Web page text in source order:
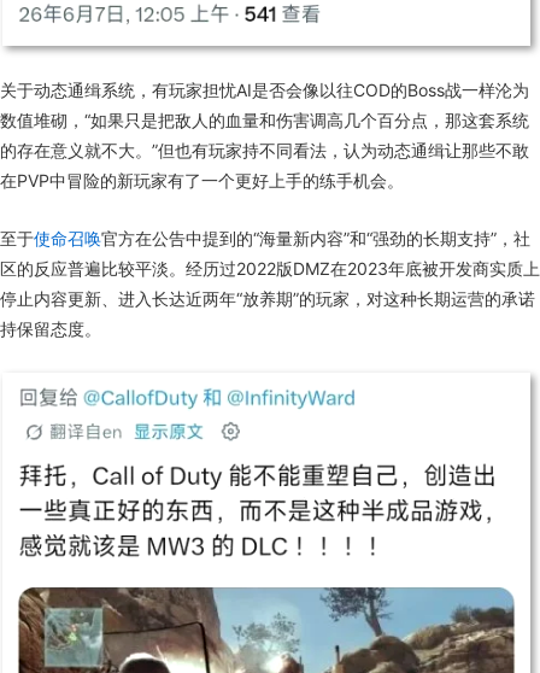
关于动态通缉系统，有玩家担忧AI是否会像以往COD的Boss战一样沦为
数值堆砌 ， “如果只是把敌人的血量和伤害调高几个百分点，那这套系统
的存在意义就不大。”但也有玩家持不同看法，认为动态通缉让那些不敢
在PVP中冒险的新玩家有了一个更好 上手的练手机会。
至于使命召唤官方在公告中提到的“海量新内容”和“强劲的长期支持”，社
区的反应普遍比较平淡。经历过2022版DMZ在2023年底被开发商实质上
停止内容更新、进入长达近两年“放养期”的玩家，对这种长期运营的承诺
持保留态度。